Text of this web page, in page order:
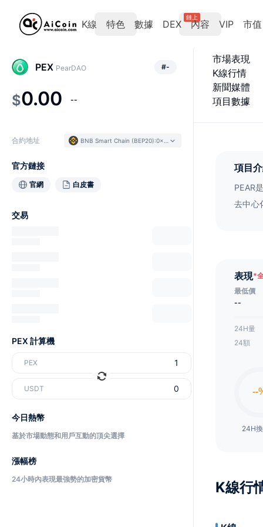
K線 特色 數據 DEX
鏈上
內容 VIP 市值
市場表現
K線行情
新聞媒體
項目數據
項目
PEAR
去中心
表現*
最低價
--
24H量
24額
24H
K線行
PEX PearDAO #-
$0.00 --
合約地址 BNB Smart Chain (BEP20):0x6a0b...1a384b
官方鏈接
官網 白皮書
交易
PEX 計算機
PEX
USDT
今日熱幣
基於市場動態和用戶互動的頂尖選擇
漲幅榜
24小時內表現最強勢的加密貨幣